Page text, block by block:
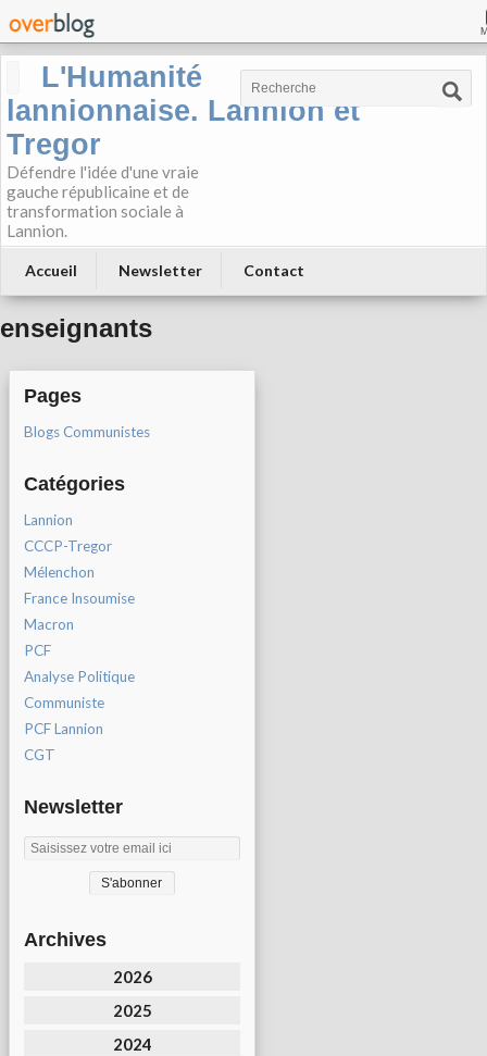
L'Humanité
lannionnaise. Lannion et
Tregor
Défendre l'idée d'une vraie
gauche républicaine et de
transformation sociale à
Lannion.
Accueil Newsletter Contact
enseignants
Pages
Blogs Communistes
Catégories
Lannion
CCCP-Tregor
Mélenchon
France Insoumise
Macron
PCF
Analyse Politique
Communiste
PCF Lannion
CGT
Newsletter
Archives
2026
2025
2024